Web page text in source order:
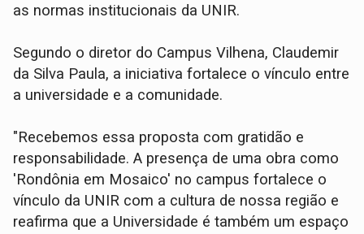
as normas institucionais da UNIR.
Segundo o diretor do Campus Vilhena, Claudemir
da Silva Paula, a iniciativa fortalece o vínculo entre
a universidade e a comunidade.
"Recebemos essa proposta com gratidão e
responsabilidade. A presença de uma obra como
'Rondônia em Mosaico' no campus fortalece o
vínculo da UNIR com a cultura de nossa região e
reafirma que a Universidade é também um espaço